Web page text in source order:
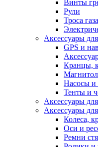
Винты
Рули
Троса
Аксессуары
GPS и
Кранцы,
Насосы и
Тенты и
Аксессуары
Аксессуары
Колеса,
Оси и
Ремни